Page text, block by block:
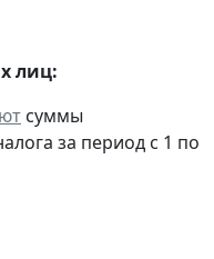
лиц:
суммы
за период с 1 по